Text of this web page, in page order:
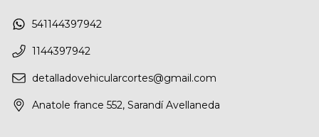
541144397942
1144397942
detalladovehicularcortes@gmail.com
Anatole france 552, Sarandí Avellaneda